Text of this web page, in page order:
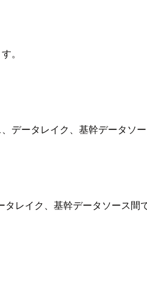
。
ータレイク、基幹データソ
レイク、基幹データソース間